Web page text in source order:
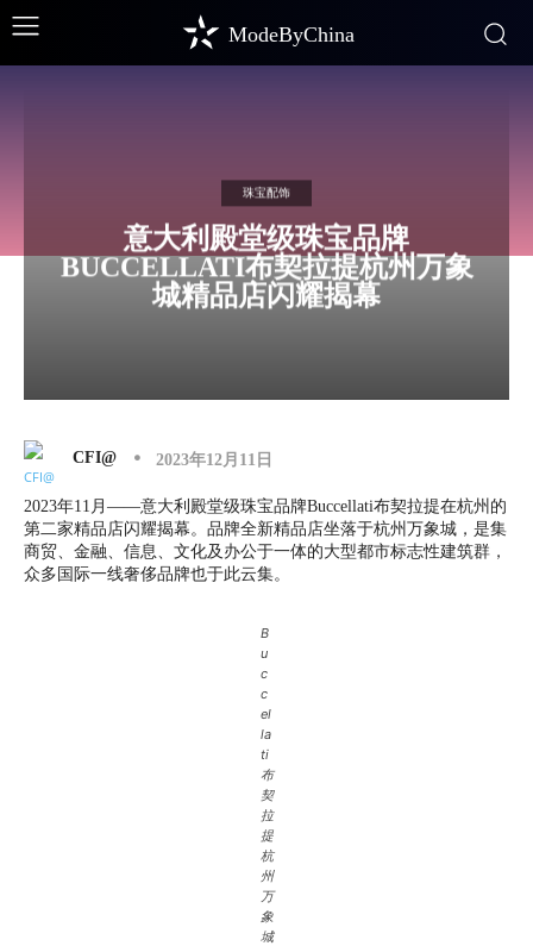
ModeByChina
珠宝配饰
意大利殿堂级珠宝品牌
BUCCELLATI布契拉提杭州万象
城精品店闪耀揭幕
CFI@ 2023年12月11日
2023年11月——意大利殿堂级珠宝品牌Buccellati布契拉提在杭州的
第二家精品店闪耀揭幕。品牌全新精品店坐落于杭州万象城，是集
商贸、金融、信息、文化及办公于一体的大型都市标志性建筑群，
众多国际一线奢侈品牌也于此云集。
B
u
c
c
el
la
ti
布
契
拉
提
杭
州
万
象
城